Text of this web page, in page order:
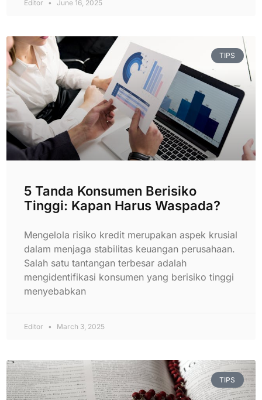
Editor June 16, 2025
TIPS
5 Tanda Konsumen Berisiko
Tinggi: Kapan Harus Waspada?
Mengelola risiko kredit merupakan aspek krusial
dalam menjaga stabilitas keuangan perusahaan.
Salah satu tantangan terbesar adalah
mengidentifikasi konsumen yang berisiko tinggi
menyebabkan
Editor March 3, 2025
TIPS